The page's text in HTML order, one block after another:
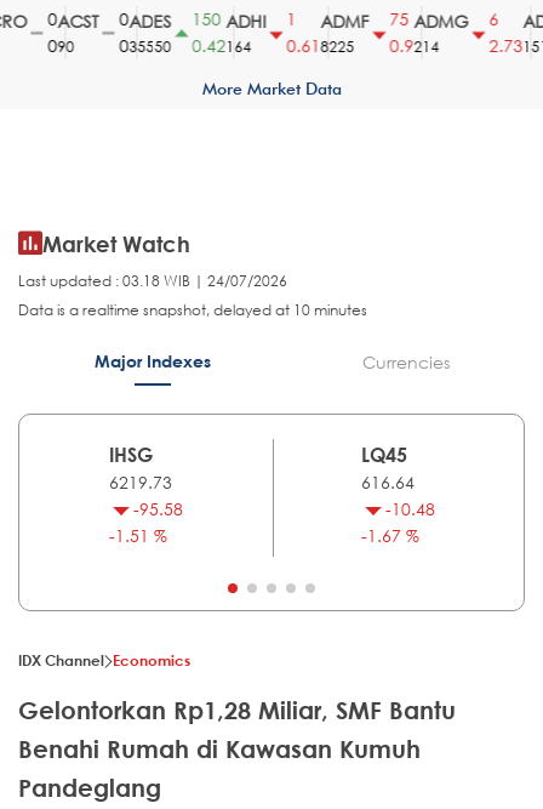
ACST
90
ADES
35550
150
0.42
ADHI
164
0.61
ADMF
8225
75
0.9
ADMG
214
2.731510
More Market Data
Market Watch
Last updated : 03.18 WIB | 24/07/2026
Data is a realtime snapshot, delayed at 10 minutes
Major Indexes Currencies
IHSG
6219.73
-95.58
-1.51 %
LQ45
616.64
-10.48
-1.67 %
IDX Channel Economics
Gelontorkan Rp1,28 Miliar, SMF Bantu
Benahi Rumah di Kawasan Kumuh
Pandeglang